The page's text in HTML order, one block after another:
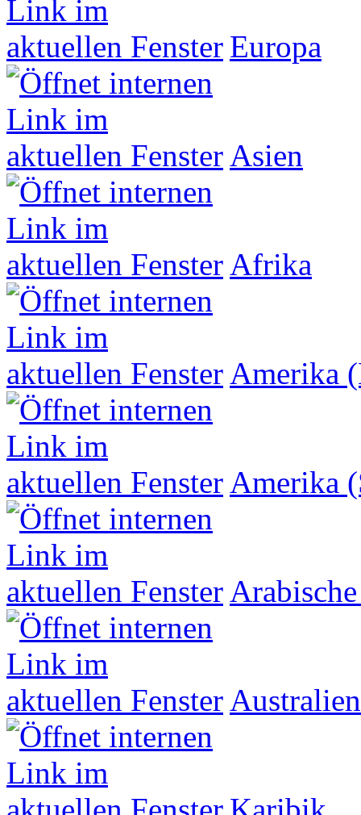
Europa
Asien
Afrika
Amerika
Amerika
Australien